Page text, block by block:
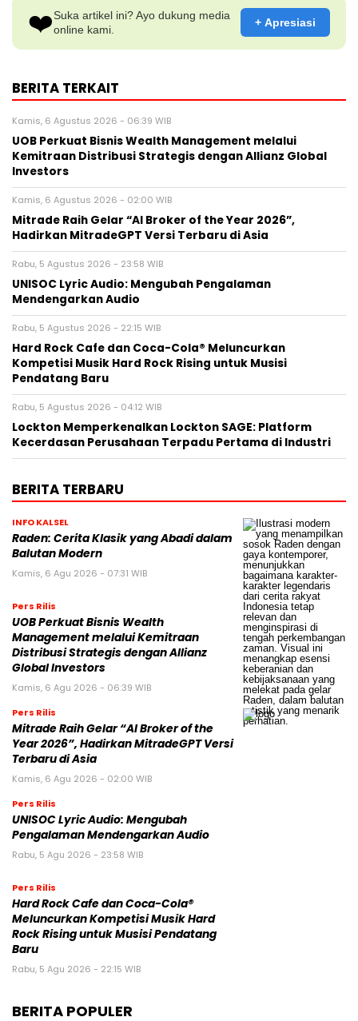
❤️Suka artikel ini? Ayo dukung media
online kami.
+ Apresiasi
BERITA TERKAIT
Kamis, 6 Agustus 2026 - 06:39 WIB
UOB Perkuat Bisnis Wealth Management melalui
Kemitraan Distribusi Strategis dengan Allianz Global
Investors
Kamis, 6 Agustus 2026 - 02:00 WIB
Mitrade Raih Gelar “AI Broker of the Year 2026”,
Hadirkan MitradeGPT Versi Terbaru di Asia
Rabu, 5 Agustus 2026 - 23:58 WIB
UNISOC Lyric Audio: Mengubah Pengalaman
Mendengarkan Audio
Rabu, 5 Agustus 2026 - 22:15 WIB
Hard Rock Cafe dan Coca-Cola® Meluncurkan
Kompetisi Musik Hard Rock Rising untuk Musisi
Pendatang Baru
Rabu, 5 Agustus 2026 - 04:12 WIB
Lockton Memperkenalkan Lockton SAGE: Platform
Kecerdasan Perusahaan Terpadu Pertama di Industri
BERITA TERBARU
INFO KALSEL
Raden: Cerita Klasik yang Abadi dalam
Balutan Modern
Kamis, 6 Agu 2026 - 07:31 WIB
Pers Rilis
UOB Perkuat Bisnis Wealth
Management melalui Kemitraan
Distribusi Strategis dengan Allianz
Global Investors
Kamis, 6 Agu 2026 - 06:39 WIB
Pers Rilis
Mitrade Raih Gelar “AI Broker of the
Year 2026”, Hadirkan MitradeGPT Versi
Terbaru di Asia
Kamis, 6 Agu 2026 - 02:00 WIB
Pers Rilis
UNISOC Lyric Audio: Mengubah
Pengalaman Mendengarkan Audio
Rabu, 5 Agu 2026 - 23:58 WIB
Pers Rilis
Hard Rock Cafe dan Coca-Cola®
Meluncurkan Kompetisi Musik Hard
Rock Rising untuk Musisi Pendatang
Baru
Rabu, 5 Agu 2026 - 22:15 WIB
BERITA POPULER